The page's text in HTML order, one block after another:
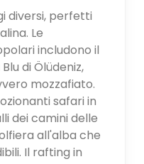
diversi, perfetti
Le
includono il
di Ölüdeniz,
mozzafiato.
safari in
dei camini delle
all'alba che
Il rafting in